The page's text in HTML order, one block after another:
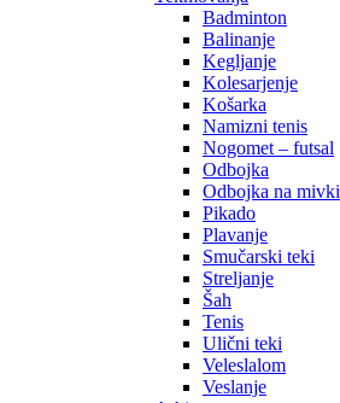
Badminton
Balinanje
Kegljanje
Kolesarjenje
Košarka
Namizni tenis
Nogomet – futsal
Odbojka
Odbojka na mivki
Pikado
Plavanje
Smučarski teki
Streljanje
Šah
Tenis
Ulični teki
Veleslalom
Veslanje